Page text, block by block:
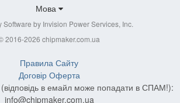
Мова
Software by Invision Power Services, Inc.
2016-2026 chipmaker.com.ua
Правила Сайту
Договір Оферта
(відповідь в емайл може попадати в СПАМ!):
info@chipmaker.com.ua